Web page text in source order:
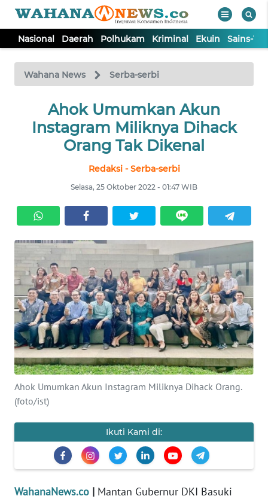
Nasional Daerah Polhukam Kriminal Ekuin Sains-
Wahana News Serba-serbi
Ahok Umumkan Akun
Instagram Miliknya Dihack
Orang Tak Dikenal
Redaksi - Serba-serbi
Selasa, 25 Oktober 2022 - 01:47 WIB
Ahok Umumkan Akun Instagram Miliknya Dihack Orang.
(foto/ist)
Ikuti Kami di:
WahanaNews.co | Mantan Gubernur DKI Basuki
TV
Tutup
NASIONAL
KRIMINAL
EKUIN
SAINS-TEKNO
KESEHATAN
INTERNASIONAL
SERBA-SERBI
PENDIDIKAN
OLAHRAGA